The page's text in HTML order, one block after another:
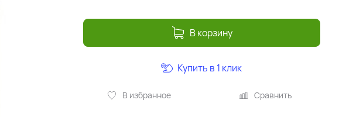
В корзину
В избранное Сравнить
Купить в 1 клик